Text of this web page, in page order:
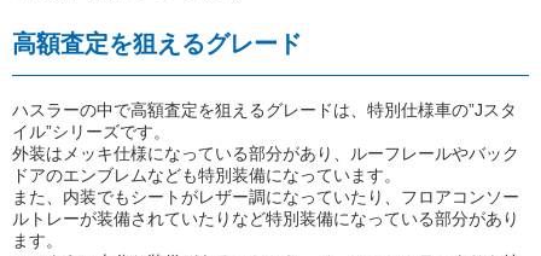
高額査定を狙えるグレード
ハスラーの中で高額査定を狙えるグレードは、特別仕様車の”Jスタ
イル”シリーズです。
外装はメッキ仕様になっている部分があり、ルーフレールやバック
ドアのエンブレムなども特別装備になっています。
また、内装でもシートがレザー調になっていたり、フロアコンソー
ルトレーが装備されていたりなど特別装備になっている部分があり
ます。